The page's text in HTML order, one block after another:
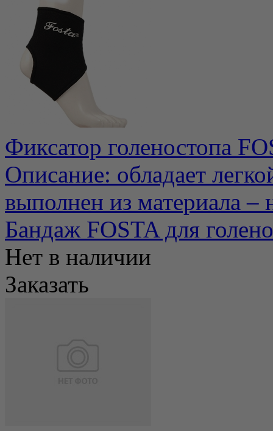
Фиксатор голеностопа
Описание: обладает
выполнен из материала –
Бандаж FOSTA для
Нет в наличии
Заказать